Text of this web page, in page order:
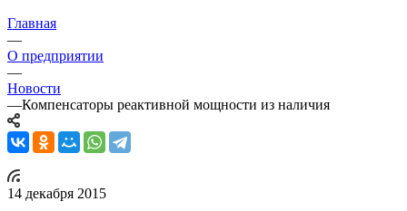
Главная
—
О предприятии
—
Новости
—Компенсаторы реактивной мощности из наличия
14 декабря 2015